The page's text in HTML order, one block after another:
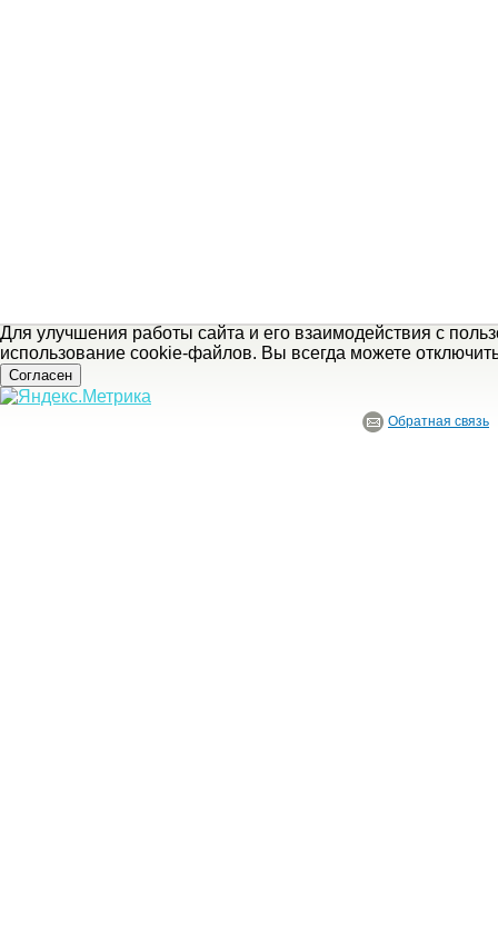
Для улучшения работы сайта и его взаимодействия с
использование cookie-файлов. Вы всегда можете
Согласен
Обратная связь